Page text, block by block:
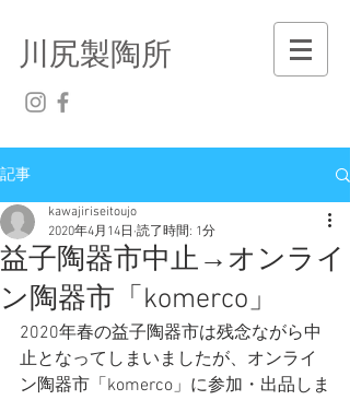
川尻製陶所
記事
益子陶器市中止→オンライ
ン陶器市「komerco」
kawajiriseitoujo
2020年4月14日 読了時間: 1分
2020年春の益子陶器市は残念ながら中
止となってしまいましたが、オンライ
ン陶器市「komerco」に参加・出品しま